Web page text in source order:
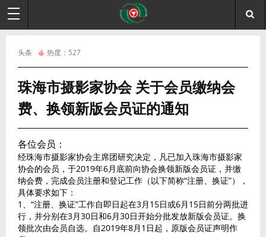
头条 热度： 527
珠海市摄影家协会 关于会员缴纳会
费、换领新版会员证的通知
各位会员：
经珠海市摄影家协会主席团研究决定，凡已加入珠海市摄影家
协会的会员，于2019年6月底前向协会换领新版会员证，并缴
纳会费，完成会员注册和登记工作（以下简称“注册、换证”），
具体要求如下：
1、“注册、换证”工作自即日起在3月15日或6月15日前分两批进
行，并分别在3月30日和6月30日开始分批发放新版会员证。换
领批次由会员自选。自2019年8月1日起，原版会员证声明作